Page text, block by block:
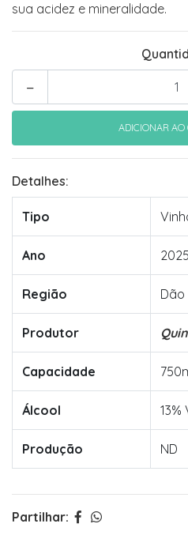
sua acidez e mineralidade.
-
Detalhes:
Tipo
Ano 2025
Região Dão
Produtor
Capacidade
Álcool 13%
Produção ND
Partilhar: